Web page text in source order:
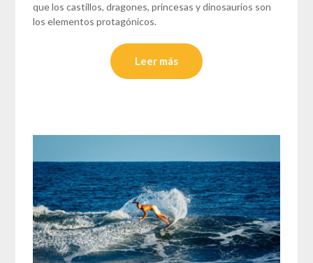
que los castillos, dragones, princesas y dinosaurios son
los elementos protagónicos.
Leer más